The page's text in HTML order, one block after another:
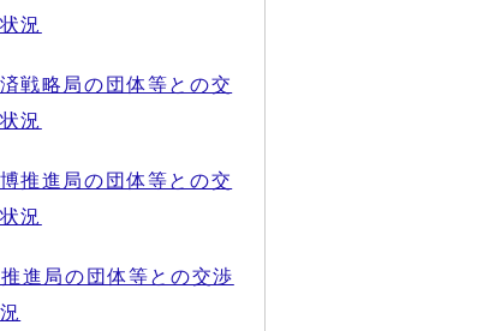
況
戦略局の団体等との交
況
推進局の団体等との交
況
推進局の団体等との交渉